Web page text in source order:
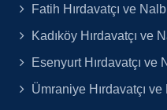
Fatih Hırdavatçı ve
Kadıköy Hırdavatçı ve
Esenyurt Hırdavatçı ve
Ümraniye Hırdavatçı